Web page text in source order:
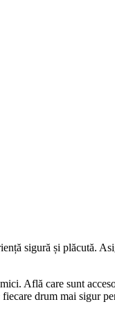
sigură și plăcută.
Află care sunt
drum mai sigur